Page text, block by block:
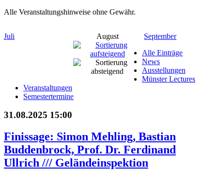
Alle Veranstaltungshinweise ohne Gewähr.
Juli August
September
Alle Einträge
News
Ausstellungen
Münster Lectures
Veranstaltungen
Semestertermine
31.08.2025 15:00
Finissage: Simon Mehling, Bastian
Buddenbrock, Prof. Dr. Ferdinand
Ullrich /// Geländeinspektion